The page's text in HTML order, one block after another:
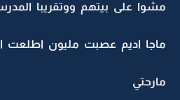
مشوا على بيتهم ووتقريبا
ماجا اديم عصبت مليون اطلعت
مارحتي